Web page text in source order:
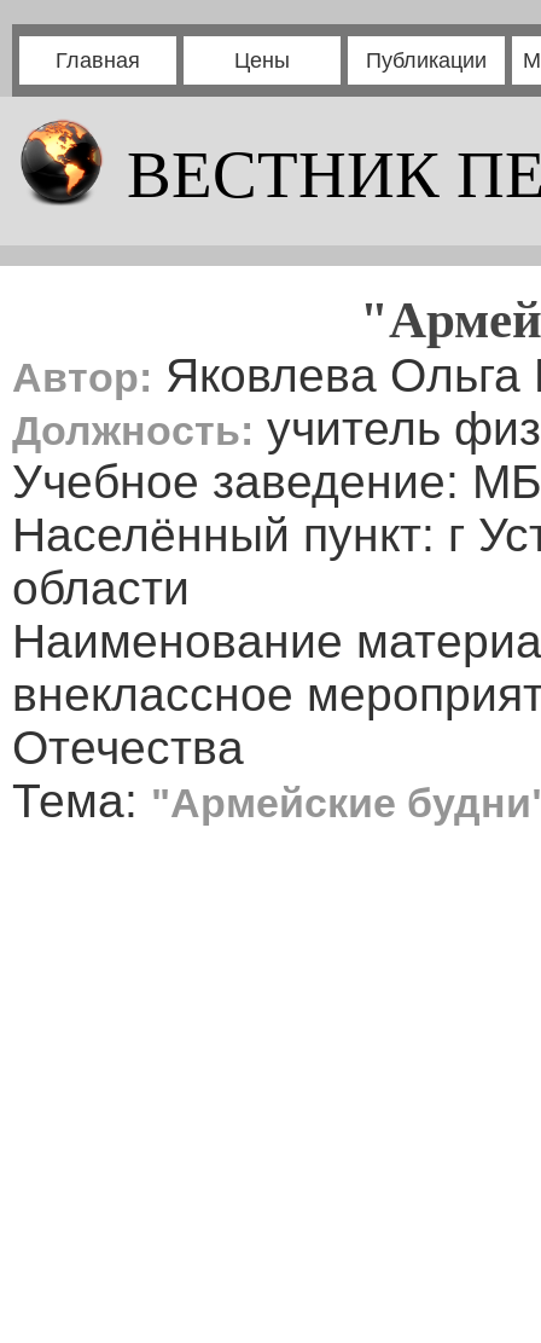
Главная Цены Публикации
ВЕСТНИК
Автор: Яковлева
Должность: учитель
Учебное заведение:
Населённый пункт: г
области
Наименование
внеклассное
Отечества
Тема: "Армейские